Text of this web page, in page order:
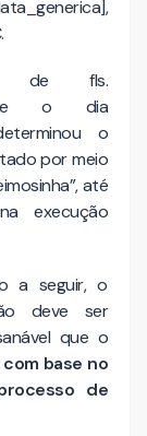
de fls.
o dia
o
por meio
até
execução
a seguir, o
deve ser
que o
base no
de